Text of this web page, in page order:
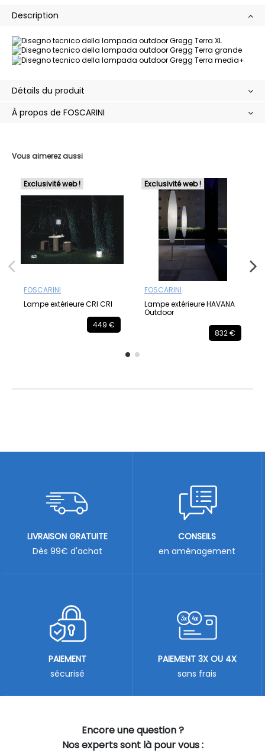
Vous aimerez aussi
Exclusivité web !
FOSCARINI
Lampe extérieure CRI CRI
449 €
Exclusivité web !
FOSCARINI
Lampe extérieure HAVANA
Outdoor
832 €
Description
Détails du produit
À propos de FOSCARINI
Encore une question ?
Nos experts sont là pour vous :
LIVRAISON GRATUITE
Dès 99€ d'achat
CONSEILS
en aménagement
PAIEMENT
sécurisé
PAIEMENT 3X OU 4X
sans frais